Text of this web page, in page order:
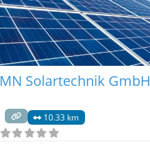
MN Solartechnik GmbH
10.33 km